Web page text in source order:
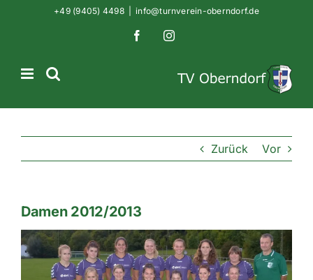
+49 (9405) 4498 info@turnverein-oberndorf.de
FacebookInstagram
Zurück Vor
Damen 2012/2013